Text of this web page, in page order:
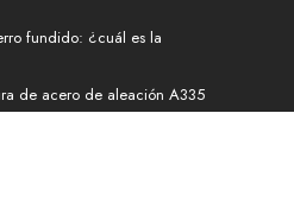
fundido: ¿cuál es la
de acero de aleación A335